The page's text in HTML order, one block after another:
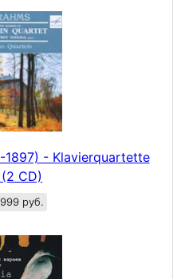
1897) - Klavierquartette
CD)
руб.